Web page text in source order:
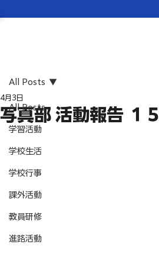
All Posts
学習活動
学校生活
学校行事
課外活動
教員研修
進路活動
All Posts
写真部 活動報告 １５
4月3日